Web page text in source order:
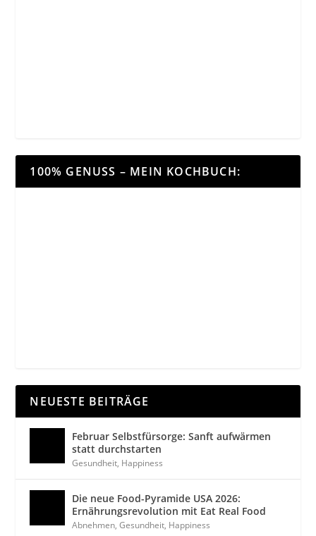
100% GENUSS – MEIN KOCHBUCH:
NEUESTE BEITRÄGE
Februar Selbstfürsorge: Sanft aufwärmen
statt durchstarten
Gesundheit, Happiness
Die neue Food-Pyramide USA 2026:
Ernährungsrevolution mit Eat Real Food
Abnehmen,Gesundheit, Happiness